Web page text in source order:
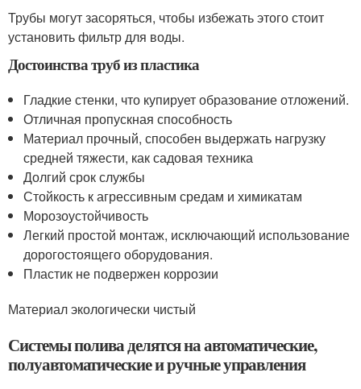
Трубы могут засоряться, чтобы избежать этого стоит
установить фильтр для воды.
Достоинства труб из пластика
Гладкие стенки, что купирует образование отложений.
Отличная пропускная способность
Материал прочный, способен выдержать нагрузку
средней тяжести, как садовая техника
Долгий срок службы
Стойкость к агрессивным средам и химикатам
Морозоустойчивость
Легкий простой монтаж, исключающий использование
дорогостоящего оборудования.
Пластик не подвержен коррозии
Материал экологически чистый
Системы полива делятся на автоматические,
полуавтоматические и ручные управления